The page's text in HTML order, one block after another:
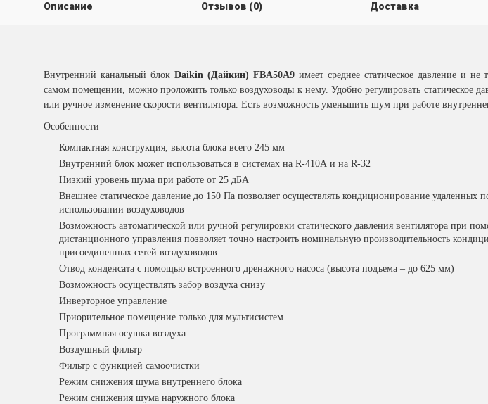
Описание Отзывов (0) Доставка
Внутренний канальный блок Daikin (Дайкин) FBA50A9имеет среднее статическое давление и не
самом помещении, можно проложить только воздуховоды к нему. Удобно регулировать статическое
или ручное изменение скорости вентилятора. Есть возможность уменьшить шум при работе
Особенности
Компактная конструкция, высота блока всего 245 мм
Внутренний блок может использоваться в системах на R-410A и на R-32
Низкий уровень шума при работе от 25 дБА
Внешнее статическое давление до 150 Па позволяет осуществлять кондиционирование удаленных
использовании воздуховодов
Возможность автоматической или ручной регулировки статического давления вентилятора при
дистанционного управления позволяет точно настроить номинальную производительность
присоединенных сетей воздуховодов
Отвод конденсата с помощью встроенного дренажного насоса (высота подъема – до 625 мм)
Возможность осуществлять забор воздуха снизу
Инверторное управление
Приорительное помещение только для мультисистем
Программная осушка воздуха
Воздушный фильтр
Фильтр с функцией самоочистки
Режим снижения шума внутреннего блока
Режим снижения шума наружного блока